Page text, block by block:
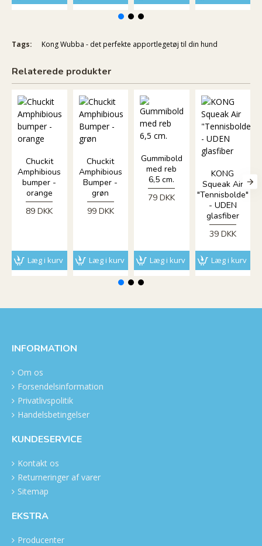
Tags: Kong Wubba - det perfekte apportlegetøj til din hund
Relaterede produkter
Chuckit
Amphibious
bumper -
orange
89 DKK
Læg i kurv
Chuckit
Amphibious
Bumper -
grøn
99 DKK
Læg i kurv
Gummibold
med reb
6,5 cm.
79 DKK
Læg i kurv
KONG
Squeak Air
"Tennisbolde"
- UDEN
glasfiber
39 DKK
Læg i kurv
INFORMATION
Om os
Forsendelsinformation
Privatlivspolitik
Handelsbetingelser
KUNDESERVICE
Kontakt os
Returneringer af varer
Sitemap
EKSTRA
Producenter